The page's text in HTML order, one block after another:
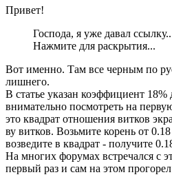
Привет!
Господа, я уже давал
Нажмите для раскрытия...
Вот именно. Там все черным по
лишнего.
В статье указан коэффициент
внимательно посмотреть на
это квадрат отношения витков
ву витков. Возьмите корень от
возведите в квадрат - получите
На многих форумах встречался с
первый раз и сам на этом прогорел